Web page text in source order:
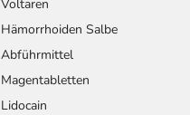
Voltaren
Hämorrhoiden Salbe
Abführmittel
Magentabletten
Lidocain